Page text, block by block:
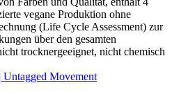
vegane Produktion ohne
(Life Cycle Assessment) zur
über den gesamten
trocknergeeignet, nicht chemisch
Movement